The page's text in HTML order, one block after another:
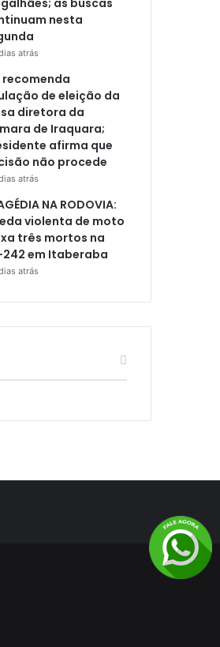
as buscas
nesta
atrás
recomenda
de eleição da
diretora da
de Iraquara;
afirma que
não procede
atrás
NA RODOVIA:
violenta de moto
três mortos na
242 em Itaberaba
atrás